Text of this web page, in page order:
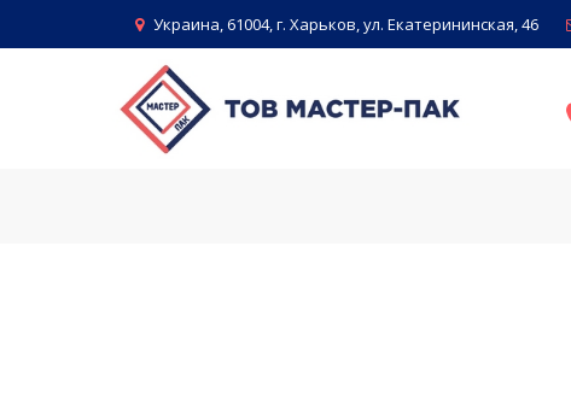
Украина, 61004, г. Харьков, ул. Екатерининская, 46